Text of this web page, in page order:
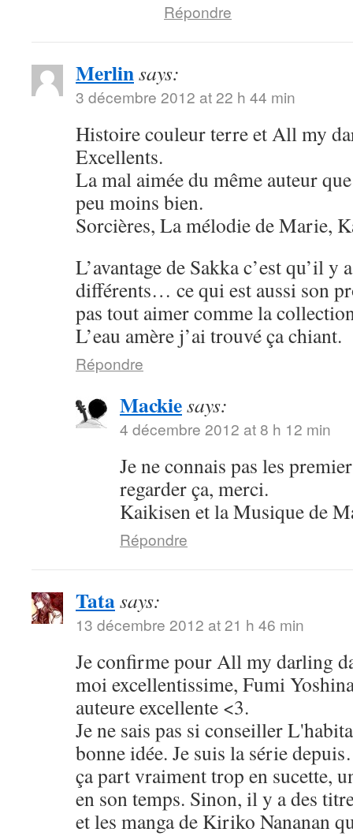
Répondre
Merlinsays:
3 décembre 2012 at 22 h 44 min
Histoire couleur terre et All my
Excellents.
La mal aimée du même auteur
peu moins bien.
Sorcières, La mélodie de Marie,
L’avantage de Sakka c’est qu’il y
différents… ce qui est aussi son
pas tout aimer comme la
L’eau amère j’ai trouvé ça chiant.
Répondre
Mackiesays:
4 décembre 2012 at 8 h 12 min
Je ne connais pas les
regarder ça, merci.
Kaikisen et la Musique de
Répondre
Tatasays:
13 décembre 2012 at 21 h 46 min
Je confirme pour All my darling
moi excellentissime, Fumi
auteure excellente <3.
Je ne sais pas si conseiller
bonne idée. Je suis la série
ça part vraiment trop en sucette,
en son temps. Sinon, il y a des
et les manga de Kiriko Nananan